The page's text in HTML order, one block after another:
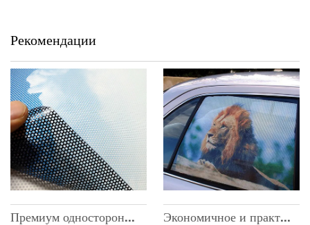
Рекомендации
Премиум односторонний видение Экономичное и практичное зрение